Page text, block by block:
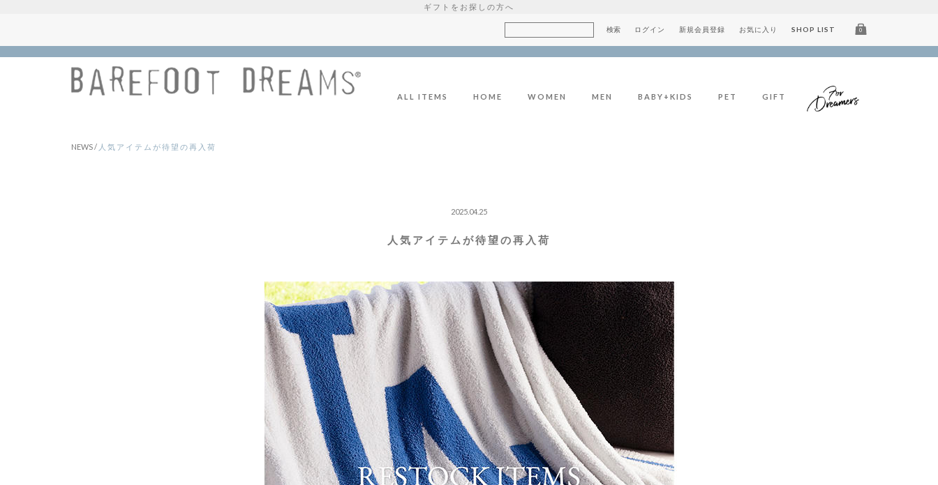
ギフトをお探しの方へ
ログイン 新規会員登録 お気に入り SHOP LIST 0
ALL ITEMS HOME WOMEN MEN BABY+KIDS PET GIFT
NEWS/ 人気アイテムが待望の再入荷
2025.04.25
人気アイテムが待望の再入荷